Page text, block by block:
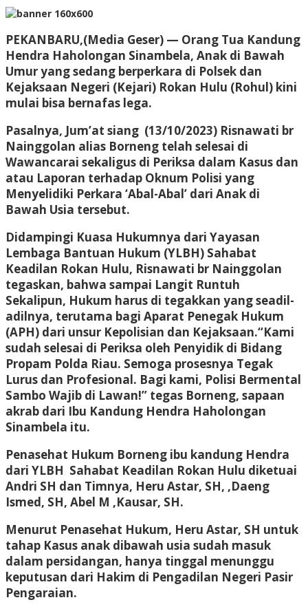
PEKANBARU,(Media Geser) — Orang Tua Kandung
Hendra Haholongan Sinambela, Anak di Bawah
Umur yang sedang berperkara di Polsek dan
Kejaksaan Negeri (Kejari) Rokan Hulu (Rohul) kini
mulai bisa bernafas lega.
Pasalnya, Jum’at siang (13/10/2023) Risnawati br
Nainggolan alias Borneng telah selesai di
Wawancarai sekaligus di Periksa dalam Kasus dan
atau Laporan terhadap Oknum Polisi yang
Menyelidiki Perkara ‘Abal-Abal’ dari Anak di
Bawah Usia tersebut.
Didampingi Kuasa Hukumnya dari Yayasan
Lembaga Bantuan Hukum (YLBH) Sahabat
Keadilan Rokan Hulu, Risnawati br Nainggolan
tegaskan, bahwa sampai Langit Runtuh
Sekalipun, Hukum harus di tegakkan yang seadil-
adilnya, terutama bagi Aparat Penegak Hukum
(APH) dari unsur Kepolisian dan Kejaksaan.“Kami
sudah selesai di Periksa oleh Penyidik di Bidang
Propam Polda Riau. Semoga prosesnya Tegak
Lurus dan Profesional. Bagi kami, Polisi Bermental
Sambo Wajib di Lawan!” tegas Borneng, sapaan
akrab dari Ibu Kandung Hendra Haholongan
Sinambela itu.
Penasehat Hukum Borneng ibu kandung Hendra
dari YLBH Sahabat Keadilan Rokan Hulu diketuai
Andri SH dan Timnya, Heru Astar, SH, ,Daeng
Ismed, SH, Abel M ,Kausar, SH.
Menurut Penasehat Hukum, Heru Astar, SH untuk
tahap Kasus anak dibawah usia sudah masuk
dalam persidangan, hanya tinggal menunggu
keputusan dari Hakim di Pengadilan Negeri Pasir
Pengaraian.